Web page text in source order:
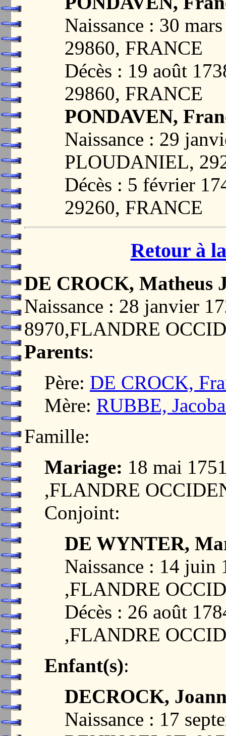
Naissance : 30
29860, FRANCE
Décès : 19 août
29860, FRANCE
PONDAVEN,
Naissance : 29
PLOUDANIEL,
Décès : 5 février
29260, FRANCE
Retour à
DE CROCK, Matheus
Naissance : 28 janvier
8970,FLANDRE
Parents:
Père: DE CROCK,
Mère: RUBBE,
Famille:
Mariage: 18 mai
,FLANDRE
Conjoint:
DE WYNTER,
Naissance : 14
,FLANDRE
Décès : 26 août
,FLANDRE
Enfant(s):
DECROCK,
Naissance : 17